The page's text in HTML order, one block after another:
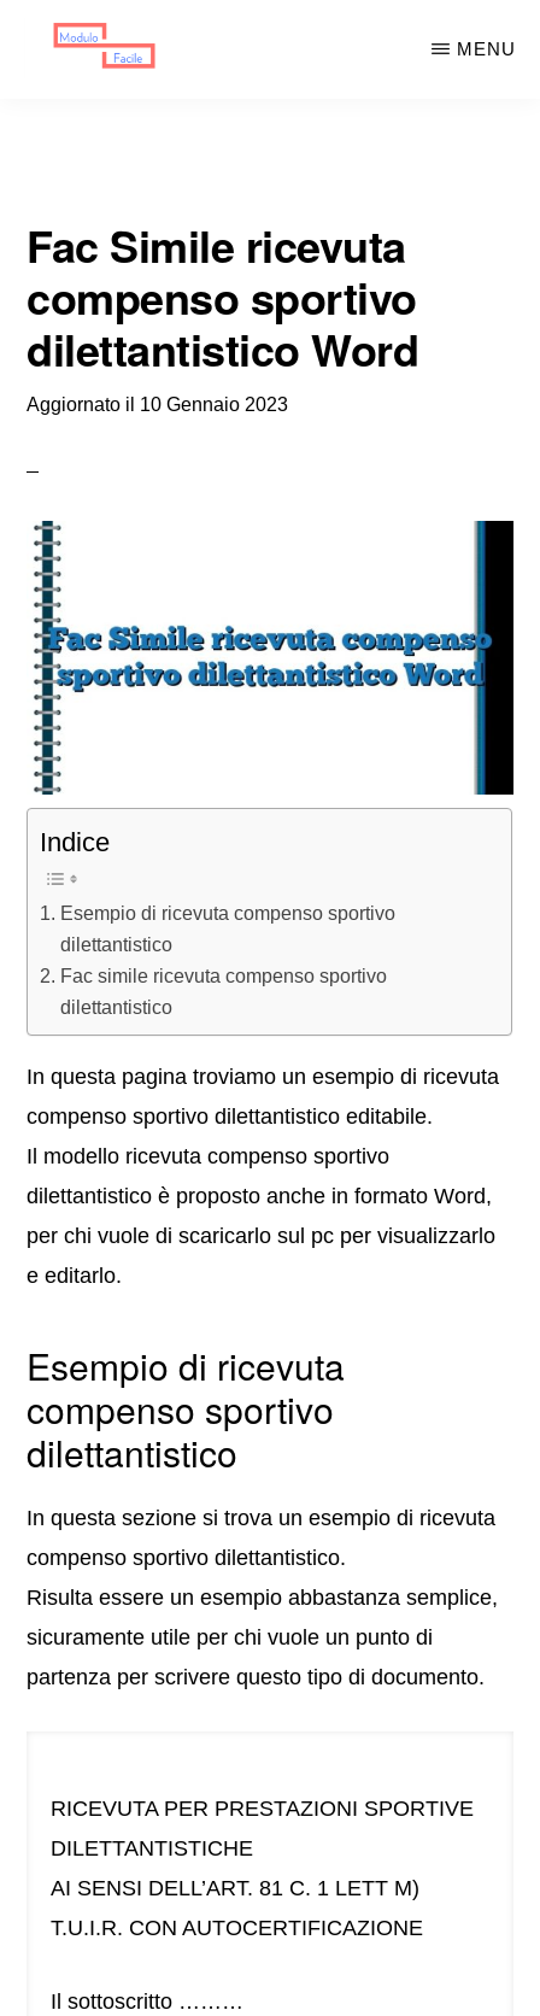
MENU
Fac Simile ricevuta
compenso sportivo
dilettantistico Word
Aggiornato il 10 Gennaio 2023
Indice
Esempio di ricevuta compenso sportivo
dilettantistico
Fac simile ricevuta compenso sportivo
dilettantistico
In questa pagina troviamo un esempio di ricevuta
compenso sportivo dilettantistico editabile.
Il modello ricevuta compenso sportivo
dilettantistico è proposto anche in formato Word,
per chi vuole di scaricarlo sul pc per visualizzarlo
e editarlo.
Esempio di ricevuta
compenso sportivo
dilettantistico
In questa sezione si trova un esempio di ricevuta
compenso sportivo dilettantistico.
Risulta essere un esempio abbastanza semplice,
sicuramente utile per chi vuole un punto di
partenza per scrivere questo tipo di documento.
RICEVUTA PER PRESTAZIONI SPORTIVE
DILETTANTISTICHE
AI SENSI DELL’ART. 81 C. 1 LETT M)
T.U.I.R. CON AUTOCERTIFICAZIONE
Il sottoscritto ………